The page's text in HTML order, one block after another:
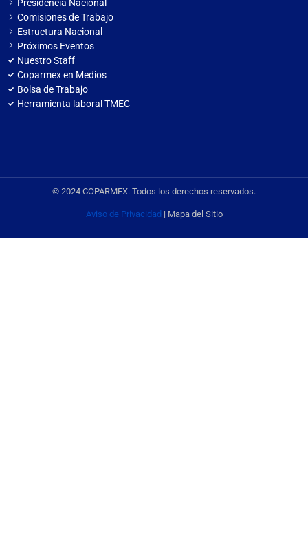
Presidencia Nacional
Comisiones de Trabajo
Estructura Nacional
Próximos Eventos
Nuestro Staff
Coparmex en Medios
Bolsa de Trabajo
Herramienta laboral TMEC
© 2024 COPARMEX. Todos los derechos reservados.
Aviso de Privacidad | Mapa del Sitio